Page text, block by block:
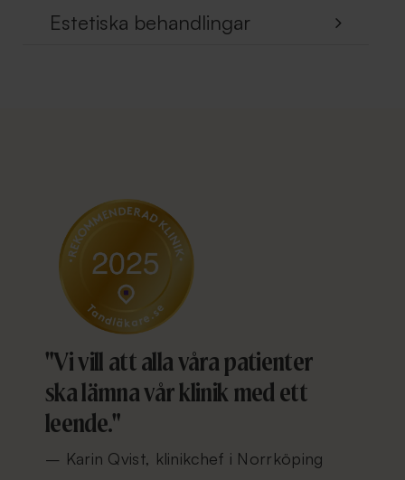
Estetiska behandlingar
"Vi vill att alla våra patienter
ska lämna vår klinik med ett
leende."
– Karin Qvist, klinikchef i Norrköping